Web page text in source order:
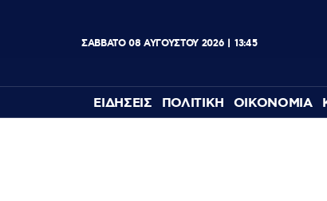
ΣΑΒΒΑΤΟ 08 ΑΥΓΟΥΣΤΟΥ 2026 13:45
ΕΙΔΗΣΕΙΣ ΠΟΛΙΤΙΚΗ ΟΙΚΟΝΟΜΙΑ